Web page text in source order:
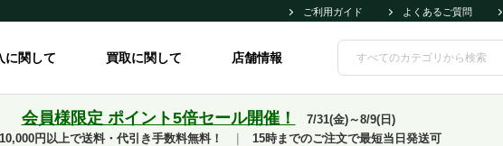
ご利用ガイド よくあるご質問
に関して 買取に関して 店舗情報
会員様限定 ポイント5倍セール開催！
7/31(金)～8/9(日)
円以上で送料・代引き手数料無料！
15時までのご注文で最短当日発送可